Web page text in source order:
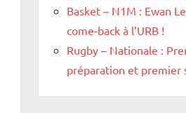
Basket – N1M : Ewan
come-back à l’URB !
Rugby – Nationale :
préparation et premier